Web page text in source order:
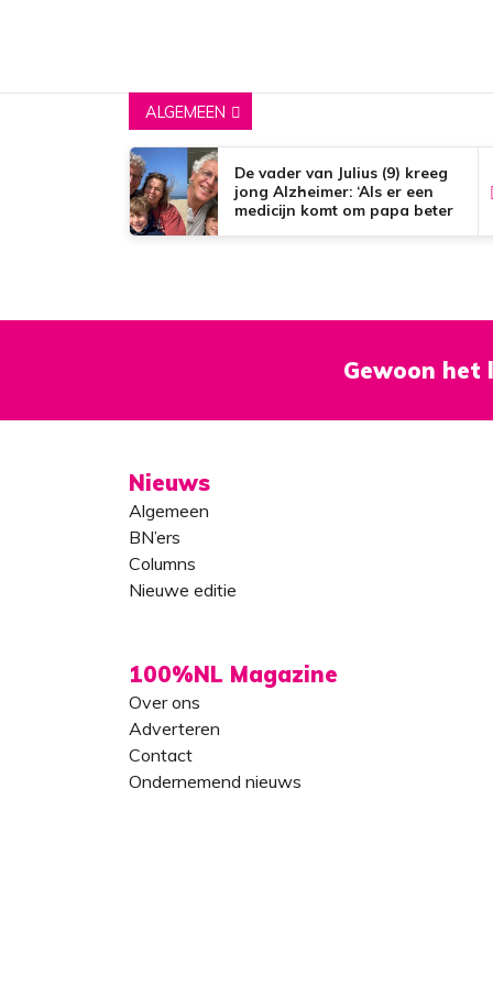
ALGEMEEN
De vader van Julius (9) kreeg
jong Alzheimer: ‘Als er een
medicijn komt om papa beter
Gewoon het
Nieuws
Algemeen
BN’ers
Columns
Nieuwe editie
100%NL Magazine
Over ons
Adverteren
Contact
Ondernemend nieuws